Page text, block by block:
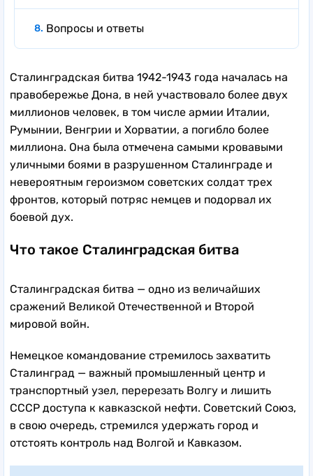
Вопросы и ответы
Сталинградская битва 1942-1943 года началась на
правобережье Дона, в ней участвовало более двух
миллионов человек, в том числе армии Италии,
Румынии, Венгрии и Хорватии, а погибло более
миллиона. Она была отмечена самыми кровавыми
уличными боями в разрушенном Сталинграде и
невероятным героизмом советских солдат трех
фронтов, который потряс немцев и подорвал их
боевой дух.
Что такое Сталинградская битва
Сталинградская битва — одно из величайших
сражений Великой Отечественной и Второй
мировой войн.
Немецкое командование стремилось захватить
Сталинград — важный промышленный центр и
транспортный узел, перерезать Волгу и лишить
СССР доступа к кавказской нефти. Советский Союз,
в свою очередь, стремился удержать город и
отстоять контроль над Волгой и Кавказом.